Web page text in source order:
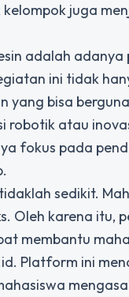
juga
adalah
ini tidak
bisa
atau
fokus pada
sedikit.
Oleh karena itu,
membantu
. Platform ini